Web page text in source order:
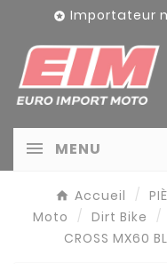
 Importateur
MENU
Accueil
Moto
Dirt Bike
CROSS MX60
Panneau de gestion